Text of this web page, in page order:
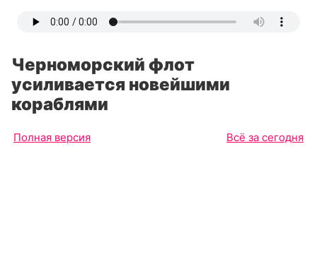
Черноморский флот
усиливается новейшими
кораблями
Полная версия Всё за сегодня